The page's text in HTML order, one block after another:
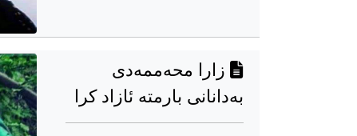
زارا محەممەدی
بەدانانی بارمتە ئازاد کرا